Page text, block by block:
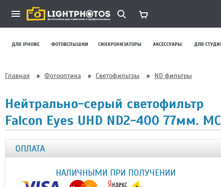
ДЛЯ IPHONE ФОТОВСПЫШКИ СИНХРОНИЗАТОРЫ АКСЕССУАРЫ ДЛЯ
Главная » Фотооптика » Светофильтры » ND фильтры
Нейтрально-серый светофильтр
Falcon Eyes UHD ND2-400 77мм. MC
ОПЛАТА
НАЛИЧНЫМИ ПРИ ПОЛУЧЕНИИ